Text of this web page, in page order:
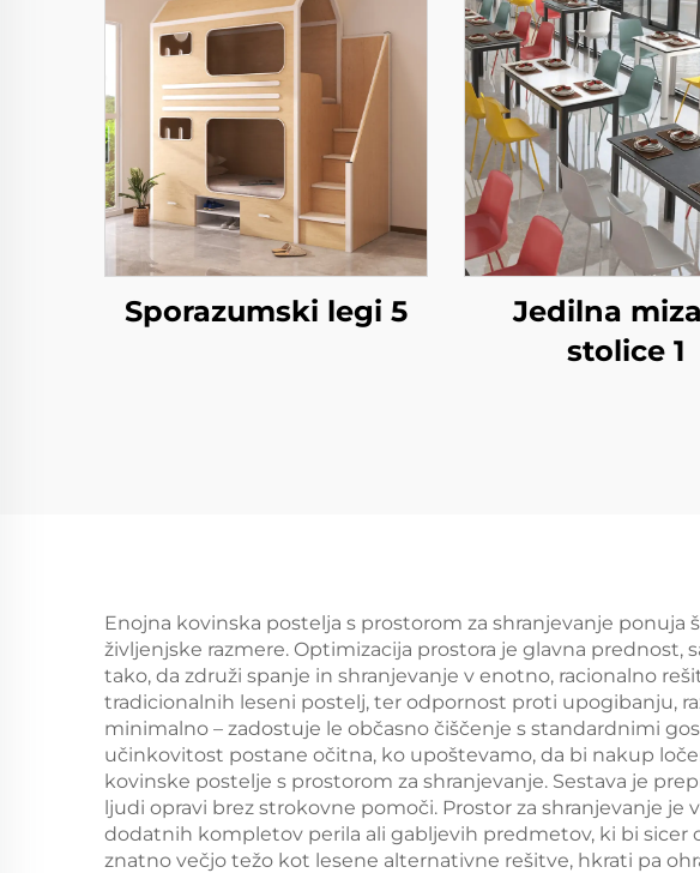
Sporazumski legi 5
Jedilna
stolice 1
Enojna kovinska postelja s prostorom za shranjevanje
življenjske razmere. Optimizacija prostora je glavna
tako, da združi spanje in shranjevanje v enotno, racionalno
tradicionalnih leseni postelj, ter odpornost proti upogibanju,
minimalno – zadostuje le občasno čiščenje s standardnimi
učinkovitost postane očitna, ko upoštevamo, da bi nakup
kovinske postelje s prostorom za shranjevanje. Sestava je
ljudi opravi brez strokovne pomoči. Prostor za shranjevanje
dodatnih kompletov perila ali gabljevih predmetov, ki bi sicer
znatno večjo težo kot lesene alternativne rešitve, hkrati pa